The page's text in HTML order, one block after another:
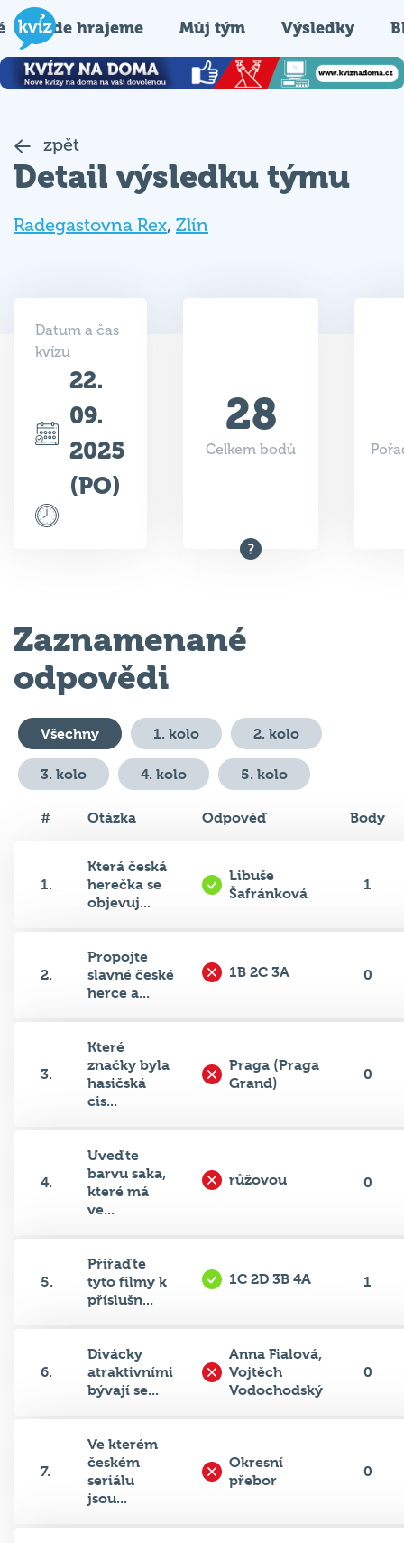
Kde hrajeme Můj tým Výsledky
zpět
Detail výsledku týmu
Radegastovna Rex, Zlín
Datum a čas
kvízu
22.
09.
2025
(PO)
28
Celkem bodů
Zaznamenané
odpovědi
Všechny 1. kolo 2. kolo
3. kolo 4. kolo 5. kolo
# Otázka Odpověď Body
1.
Která česká
herečka se
objevuj...
Libuše
Šafránková
1
2.
Propojte
slavné české
herce a...
1B 2C 3A 0
3.
Které
značky byla
hasičská
cis...
Praga (Praga
Grand)
0
4.
Uveďte
barvu saka,
které má
ve...
růžovou 0
5.
Přiřaďte
tyto filmy k
příslušn...
1C 2D 3B 4A 1
6.
Divácky
atraktivními
bývají se...
Anna Fialová,
Vojtěch
Vodochodský
0
7.
Ve kterém
českém
seriálu
jsou...
Okresní
přebor
0